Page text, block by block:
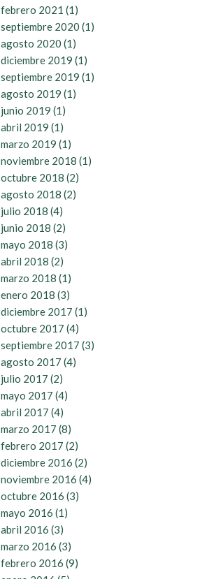
febrero 2021 (1)
septiembre 2020 (1)
agosto 2020 (1)
diciembre 2019 (1)
septiembre 2019 (1)
agosto 2019 (1)
junio 2019 (1)
abril 2019 (1)
marzo 2019 (1)
noviembre 2018 (1)
octubre 2018 (2)
agosto 2018 (2)
julio 2018 (4)
junio 2018 (2)
mayo 2018 (3)
abril 2018 (2)
marzo 2018 (1)
enero 2018 (3)
diciembre 2017 (1)
octubre 2017 (4)
septiembre 2017 (3)
agosto 2017 (4)
julio 2017 (2)
mayo 2017 (4)
abril 2017 (4)
marzo 2017 (8)
febrero 2017 (2)
diciembre 2016 (2)
noviembre 2016 (4)
octubre 2016 (3)
mayo 2016 (1)
abril 2016 (3)
marzo 2016 (3)
febrero 2016 (9)